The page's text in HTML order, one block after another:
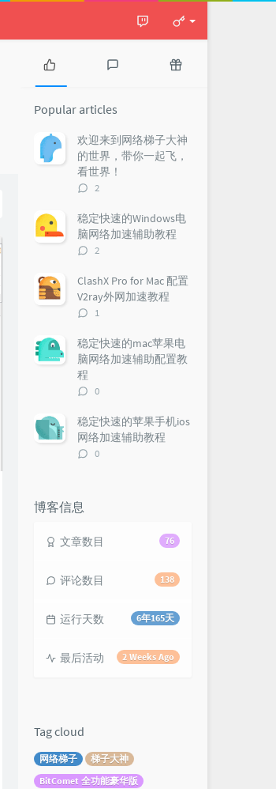
P
p
u
a
r
t
i
l
e
s
t
e
s
t
m
m
t
s
d
o
m
t
i
c
e
Popular articles
欢迎来到网络梯子大神
的世界，带你一起飞，
看世界！
评
数：
2
稳定快速的Windows电
脑网络加速辅助教程
评
数：
2
ClashX Pro for Mac 配置
V2ray外网加速教程
评
数：
1
稳定快速的mac苹果电
脑网络加速辅助配置教
程
评
数：
0
稳定快速的苹果手机ios
网络加速辅助教程
评
0
博客信息
76
文章数目
138
评论数目
6年165天
运行天数
2 Weeks Ago
最后活动
Tag cloud
网络梯子
梯子大神
BitComet 全功能豪华版